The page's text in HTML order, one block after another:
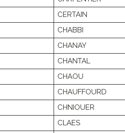
CERTAIN
CHABBI
CHANAY
CHANTAL
CHAOU
CHAUFFOURD
CHNIOUER
CLAES